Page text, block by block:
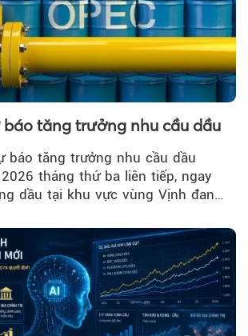
báo tăng trưởng nhu cầu dầu
báo tăng trưởng nhu cầu dầu
tháng thứ ba liên tiếp, ngay
dầu tại khu vực vùng Vịnh đang